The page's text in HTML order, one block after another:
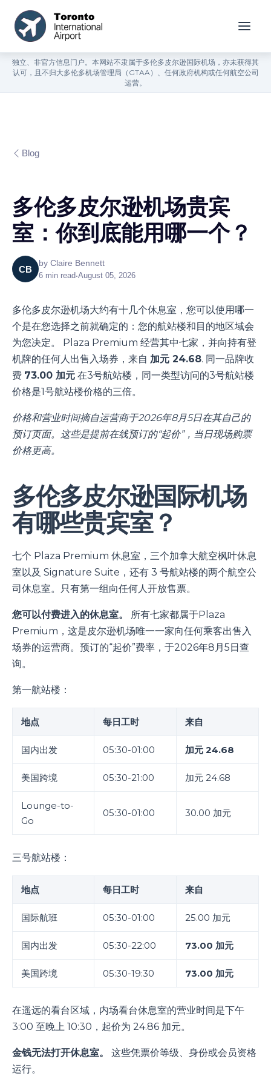
独立、非官方信息门户。本网站不隶属于多伦多皮尔逊国际机场，亦未获得其
认可，且不归大多伦多机场管理局（GTAA）、任何政府机构或任何航空公司
运营。
Blog
多伦多皮尔逊机场贵宾
室：你到底能用哪一个？
CB
by Claire Bennett
6 min read•August 05, 2026
多伦多皮尔逊机场大约有十几个休息室，您可以使用哪一
个是在您选择之前就确定的：您的航站楼和目的地区域会
为您决定。 Plaza Premium 经营其中七家，并向持有登
机牌的任何人出售入场券，来自 加元 24.68. 同一品牌收
费 73.00 加元 在3号航站楼，同一类型访问的3号航站楼
价格是1号航站楼价格的三倍。
价格和营业时间摘自运营商于2026年8月5日在其自己的
预订页面。这些是提前在线预订的“起价”，当日现场购票
价格更高。
多伦多皮尔逊国际机场
有哪些贵宾室？
七个 Plaza Premium 休息室，三个加拿大航空枫叶休息
室以及 Signature Suite，还有 3 号航站楼的两个航空公
司休息室。只有第一组向任何人开放售票。
您可以付费进入的休息室。
所有七家都属于Plaza
Premium，这是皮尔逊机场唯一一家向任何乘客出售入
场券的运营商。预订的“起价”费率，于2026年8月5日查
询。
第一航站楼：
地点 每日工时 来自
国内出发 05:30-01:00 加元 24.68
美国跨境 05:30-21:00 加元 24.68
Lounge-to-
Go
05:30-01:00 30.00 加元
三号航站楼：
地点 每日工时 来自
国际航班 05:30-01:00 25.00 加元
国内出发 05:30-22:00 73.00 加元
美国跨境 05:30-19:30 73.00 加元
在遥远的看台区域，内场看台休息室的营业时间是下午
3:00 至晚上 10:30，起价为 24.86 加元。
金钱无法打开休息室。
这些凭票价等级、身份或会员资格
运行。